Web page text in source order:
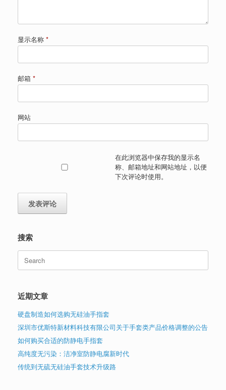
显示名称 *
邮箱 *
网站
在此浏览器中保存我的显示名
称、邮箱地址和网站地址，以便
下次评论时使用。
搜索
Search
for:
近期文章
硬盘制造如何选购无硅油手指套
深圳市优斯特新材料科技有限公司关于手套类产品价格调整的公告
如何购买合适的防静电手指套
高纯度无污染：洁净室防静电腐新时代
传统到无硫无硅油手套技术升级路